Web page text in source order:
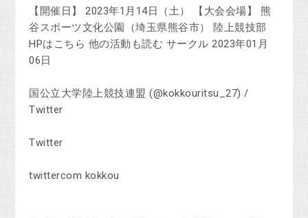
【開催日】 2023年1月14日（土） 【大会会場】 熊
谷スポーツ文化公園（埼玉県熊谷市） 陸上競技部
HPはこちら 他の活動も読む サークル 2023年01月
06日
国公立大学陸上競技連盟 (@kokkouritsu_27) /
Twitter
Twitter
twittercom kokkou